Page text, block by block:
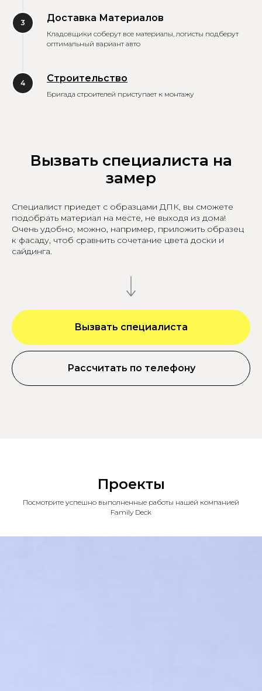
3 Доставка Материалов
Кладовщики соберут все материалы, логисты подберут
оптимальный вариант авто
4 Строительство
Бригада строителей приступает к монтажу
Вызвать специалиста на
замер
Специалист приедет с образцами ДПК, вы сможете
подобрать материал на месте, не выходя из дома!
Очень удобно, можно, например, приложить образец
к фасаду, чтоб сравнить сочетание цвета доски и
сайдинга.
Вызвать специалиста
Рассчитать по телефону
Проекты
Посмотрите успешно выполненные работы нашей компанией
Family Deck